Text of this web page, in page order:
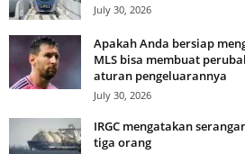
July 30, 2026
Apakah Anda bersiap
MLS bisa membuat
aturan pengeluarannya
July 30, 2026
IRGC mengatakan
tiga orang